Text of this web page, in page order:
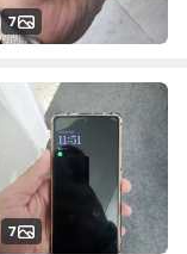
7
7